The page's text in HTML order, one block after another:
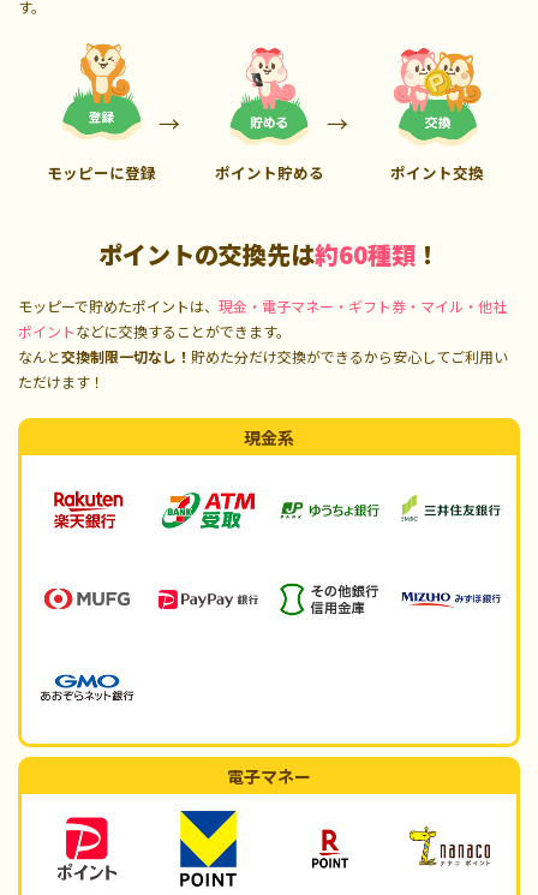
す。
モッピーに登録 ポイント貯める ポイント交換
ポイントの交換先は約60種類 ！
モッピーで貯めたポイントは、 現金・電子マネー・ギフト券・マイル・他社
ポイントなどに交換することができます。
なんと交換制限一切なし！ 貯めた分だけ交換ができるから安心してご利用い
ただけます！
現金系
電子マネー